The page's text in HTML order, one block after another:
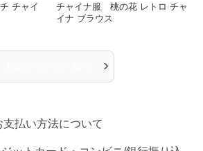
チャイ
チャイナ服 桃の花 レトロ チャ
イナ ブラウス
›
支払い方法について